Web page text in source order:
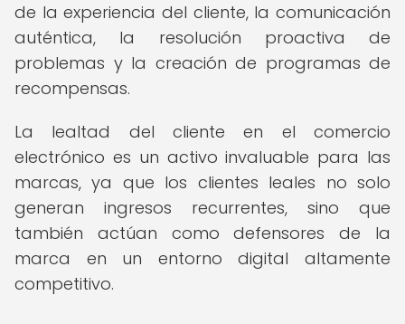
de la experiencia del cliente, la comunicación
auténtica, la resolución proactiva de
problemas y la creación de programas de
recompensas.
La lealtad del cliente en el comercio
electrónico es un activo invaluable para las
marcas, ya que los clientes leales no solo
generan ingresos recurrentes, sino que
también actúan como defensores de la
marca en un entorno digital altamente
competitivo.